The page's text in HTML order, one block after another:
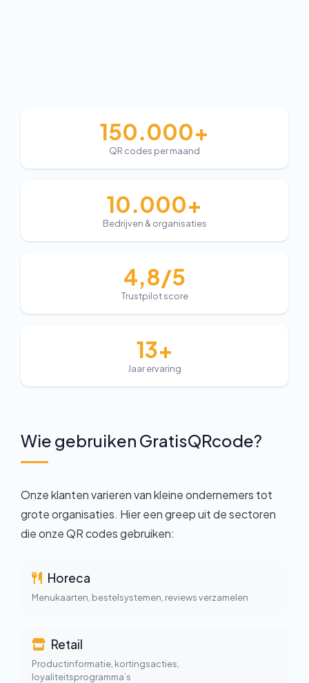
150.000+
QR codes per maand
10.000+
Bedrijven & organisaties
4,8/5
Trustpilot score
13+
Jaar ervaring
Wie gebruiken GratisQRcode?
Onze klanten varieren van kleine ondernemers tot
grote organisaties. Hier een greep uit de sectoren
die onze QR codes gebruiken:
Horeca
Menukaarten, bestelsystemen, reviews verzamelen
Retail
Productinformatie, kortingsacties,
loyaliteitsprogramma’s